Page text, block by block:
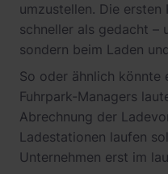
umzustellen. Die ersten
schneller als gedacht –
sondern beim Laden
So oder ähnlich könnte
Fuhrpark-Managers
Abrechnung der
Ladestationen laufen
Unternehmen erst im